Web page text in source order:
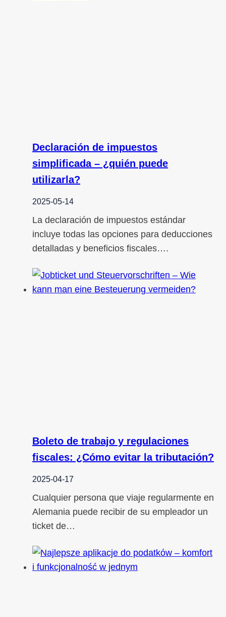
Declaración de impuestos
simplificada – ¿quién puede
utilizarla?
2025-05-14
La declaración de impuestos estándar
incluye todas las opciones para deducciones
detalladas y beneficios fiscales….
Boleto de trabajo y regulaciones
fiscales: ¿Cómo evitar la tributación?
2025-04-17
Cualquier persona que viaje regularmente en
Alemania puede recibir de su empleador un
ticket de…